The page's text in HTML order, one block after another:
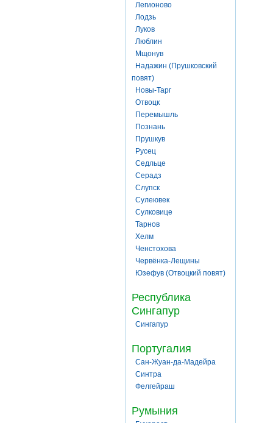
Легионово
Лодзь
Луков
Люблин
Мщонув
Надажин (Прушковский
повят)
Новы-Тарг
Отвоцк
Перемышль
Познань
Прушкув
Русец
Седльце
Серадз
Слупск
Сулеювек
Сулковице
Тарнов
Хелм
Ченстохова
Червёнка-Лещины
Юзефув (Отвоцкий повят)
Республика
Сингапур
Сингапур
Португалия
Сан-Жуан-да-Мадейра
Синтра
Фелгейраш
Румыния